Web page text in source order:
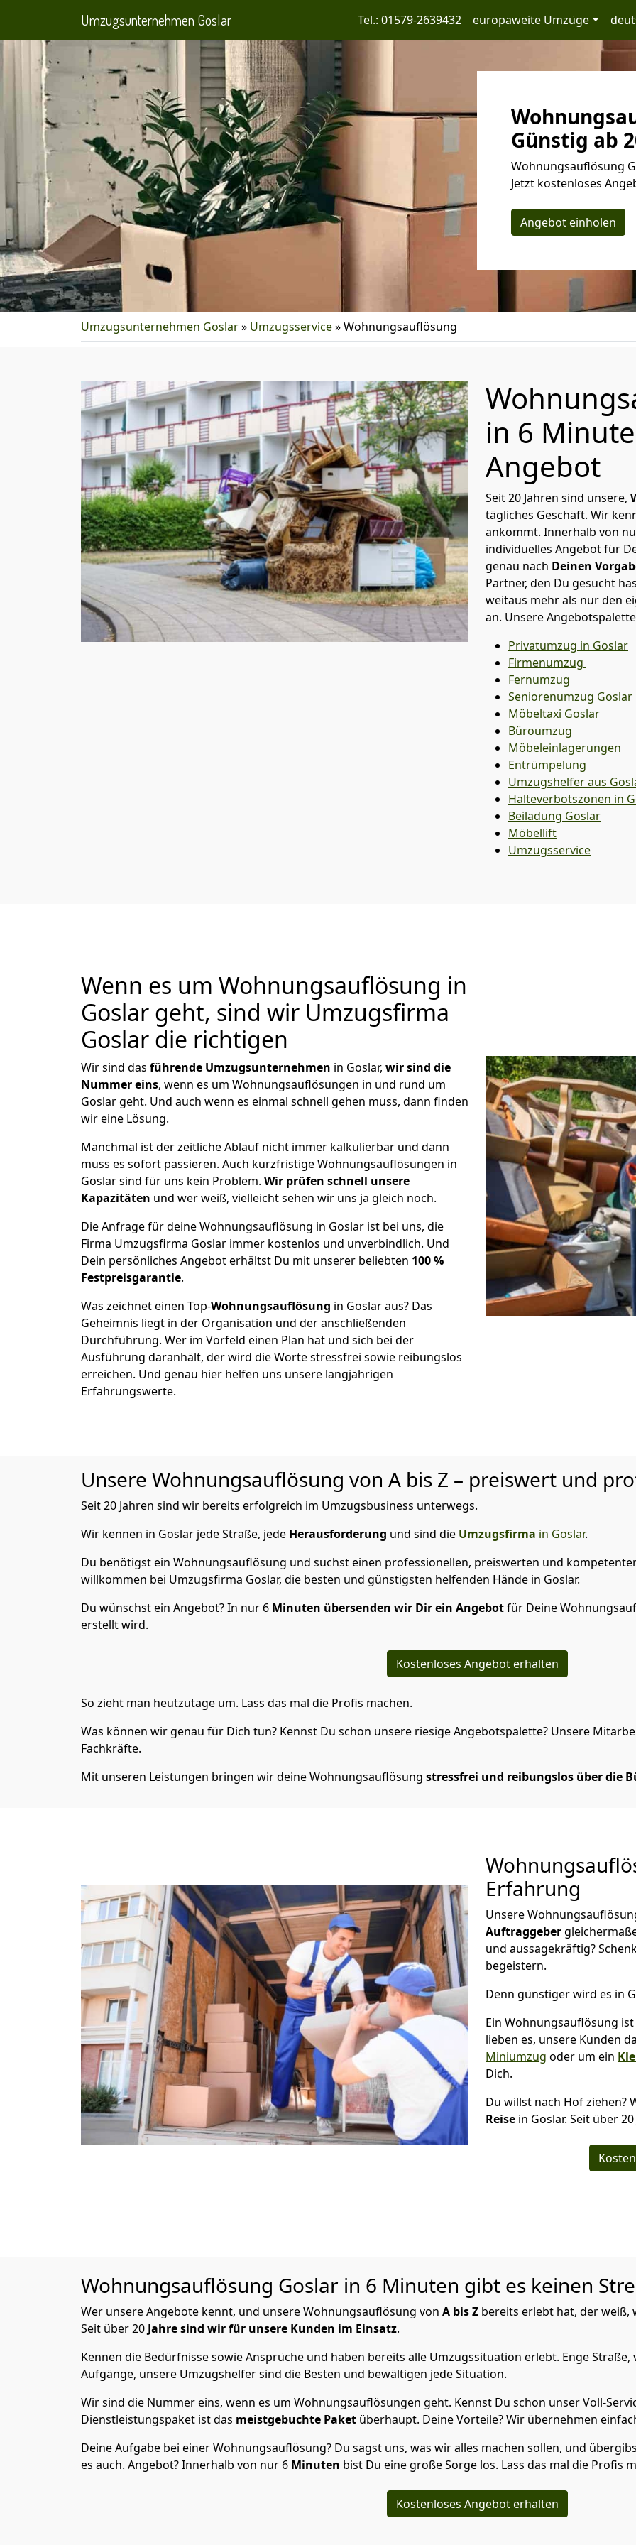
Umzugsunternehmen Goslar Tel.: 01579-2639432 europaweite Umzüge
Günstig ab
Wohnungsauflösung
Jetzt kostenloses
Angebot einholen
Umzugsunternehmen Goslar» Umzugsservice»Wohnungsauflösung
in 6
Angebot
Seit 20 Jahren sind unsere,
tägliches Geschäft. Wir
ankommt. Innerhalb von
individuelles Angebot für
genau nach Deinen
Partner, den Du gesucht
weitaus mehr als nur den
an. Unsere
Privatumzug in Goslar
Firmenumzug
Fernumzug
Seniorenumzug Goslar
Möbeltaxi Goslar
Büroumzug
Möbeleinlagerungen
Entrümpelung
Umzugshelfer aus
Halteverbotszonen in
Beiladung Goslar
Möbellift
Umzugsservice
Wenn es um Wohnungsauflösung in
Goslar geht, sind wir Umzugsfirma
Goslar die richtigen
Wir sind das führende Umzugsunternehmen in Goslar, wir sind die
Nummer eins, wenn es um Wohnungsauflösungen in und rund um
Goslar geht. Und auch wenn es einmal schnell gehen muss, dann finden
wir eine Lösung.
Manchmal ist der zeitliche Ablauf nicht immer kalkulierbar und dann
muss es sofort passieren. Auch kurzfristige Wohnungsauflösungen in
Goslar sind für uns kein Problem. Wir prüfen schnell unsere
Kapazitäten und wer weiß, vielleicht sehen wir uns ja gleich noch.
Die Anfrage für deine Wohnungsauflösung in Goslar ist bei uns, die
Firma Umzugsfirma Goslar immer kostenlos und unverbindlich. Und
Dein persönliches Angebot erhältst Du mit unserer beliebten 100 %
Festpreisgarantie.
Was zeichnet einen Top-Wohnungsauflösung in Goslar aus? Das
Geheimnis liegt in der Organisation und der anschließenden
Durchführung. Wer im Vorfeld einen Plan hat und sich bei der
Ausführung daranhält, der wird die Worte stressfrei sowie reibungslos
erreichen. Und genau hier helfen uns unsere langjährigen
Erfahrungswerte.
Unsere Wohnungsauflösung von A bis Z – preiswert und
Seit 20 Jahren sind wir bereits erfolgreich im Umzugsbusiness unterwegs.
Wir kennen in Goslar jede Straße, jede Herausforderung und sind die Umzugsfirma in Goslar.
Du benötigst ein Wohnungsauflösung und suchst einen professionellen, preiswerten und
willkommen bei Umzugsfirma Goslar, die besten und günstigsten helfenden Hände in Goslar.
Du wünschst ein Angebot? In nur 6 Minuten übersenden wir Dir ein Angebotfür Deine
erstellt wird.
Kostenloses Angebot erhalten
So zieht man heutzutage um. Lass das mal die Profis machen.
Was können wir genau für Dich tun? Kennst Du schon unsere riesige Angebotspalette? Unsere
Fachkräfte.
Mit unseren Leistungen bringen wir deine Wohnungsauflösung stressfrei und reibungslos über die
Erfahrung
Unsere
Auftraggeber
und aussagekräftig?
begeistern.
Denn günstiger wird es in
Ein Wohnungsauflösung
lieben es, unsere Kunden
Miniumzug oder um ein
Dich.
Du willst nach Hof ziehen?
Reise in Goslar. Seit über
Wohnungsauflösung Goslar in 6 Minuten gibt es keinen
Wer unsere Angebote kennt, und unsere Wohnungsauflösung von A bis Z bereits erlebt hat, der weiß,
Seit über 20 Jahre sind wir für unsere Kunden im Einsatz.
Kennen die Bedürfnisse sowie Ansprüche und haben bereits alle Umzugssituation erlebt. Enge
Aufgänge, unsere Umzugshelfer sind die Besten und bewältigen jede Situation.
Wir sind die Nummer eins, wenn es um Wohnungsauflösungen geht. Kennst Du schon unser Voll-
Dienstleistungspaket ist das meistgebuchte Paket überhaupt. Deine Vorteile? Wir übernehmen
Deine Aufgabe bei einer Wohnungsauflösung? Du sagst uns, was wir alles machen sollen, und
es auch. Angebot? Innerhalb von nur 6 Minuten bist Du eine große Sorge los. Lass das mal die Profis
Kostenloses Angebot erhalten